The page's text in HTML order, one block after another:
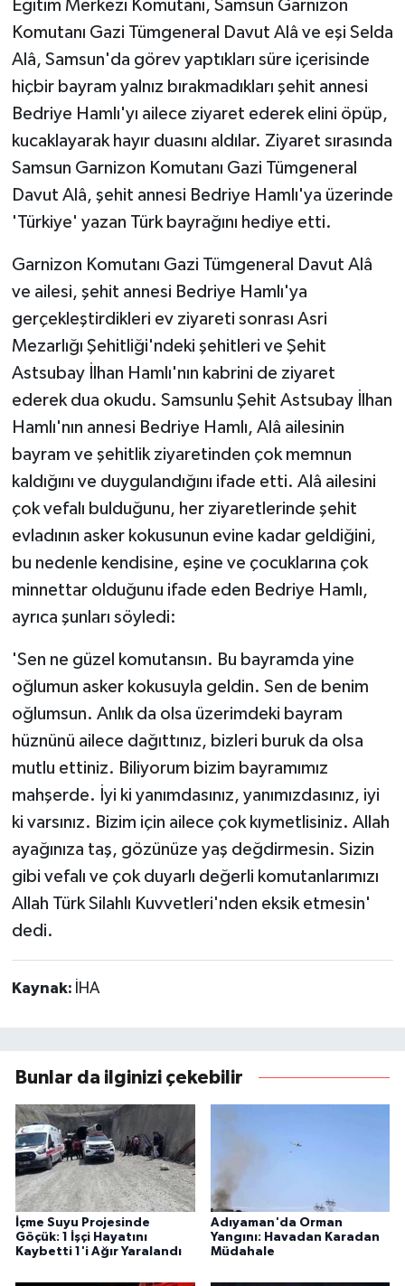
Eğitim Merkezi Komutanı, Samsun Garnizon
Komutanı Gazi Tümgeneral Davut Alâ ve eşi Selda
Alâ, Samsun'da görev yaptıkları süre içerisinde
hiçbir bayram yalnız bırakmadıkları şehit annesi
Bedriye Hamlı'yı ailece ziyaret ederek elini öpüp,
kucaklayarak hayır duasını aldılar. Ziyaret sırasında
Samsun Garnizon Komutanı Gazi Tümgeneral
Davut Alâ, şehit annesi Bedriye Hamlı'ya üzerinde
'Türkiye' yazan Türk bayrağını hediye etti.
Garnizon Komutanı Gazi Tümgeneral Davut Alâ
ve ailesi, şehit annesi Bedriye Hamlı'ya
gerçekleştirdikleri ev ziyareti sonrası Asri
Mezarlığı Şehitliği'ndeki şehitleri ve Şehit
Astsubay İlhan Hamlı'nın kabrini de ziyaret
ederek dua okudu. Samsunlu Şehit Astsubay İlhan
Hamlı'nın annesi Bedriye Hamlı, Alâ ailesinin
bayram ve şehitlik ziyaretinden çok memnun
kaldığını ve duygulandığını ifade etti. Alâ ailesini
çok vefalı bulduğunu, her ziyaretlerinde şehit
evladının asker kokusunun evine kadar geldiğini,
bu nedenle kendisine, eşine ve çocuklarına çok
minnettar olduğunu ifade eden Bedriye Hamlı,
ayrıca şunları söyledi:
'Sen ne güzel komutansın. Bu bayramda yine
oğlumun asker kokusuyla geldin. Sen de benim
oğlumsun. Anlık da olsa üzerimdeki bayram
hüznünü ailece dağıttınız, bizleri buruk da olsa
mutlu ettiniz. Biliyorum bizim bayramımız
mahşerde. İyi ki yanımdasınız, yanımızdasınız, iyi
ki varsınız. Bizim için ailece çok kıymetlisiniz. Allah
ayağınıza taş, gözünüze yaş değdirmesin. Sizin
gibi vefalı ve çok duyarlı değerli komutanlarımızı
Allah Türk Silahlı Kuvvetleri'nden eksik etmesin'
dedi.
Kaynak: İHA
Bunlar da ilginizi çekebilir
İçme Suyu Projesinde
Göçük: 1 İşçi Hayatını
Kaybetti 1'i Ağır Yaralandı
Adıyaman'da Orman
Yangını: Havadan Karadan
Müdahale